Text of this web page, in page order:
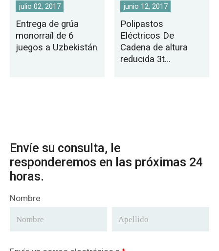
julio 02, 2017
Entrega de grúa
monorraíl de 6
juegos a Uzbekistán
junio 12, 2017
Polipastos
Eléctricos De
Cadena de altura
reducida 3t
Envíe su consulta, le
responderemos en las próximas 24
horas.
Nombre